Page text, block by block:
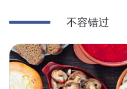
不容错过